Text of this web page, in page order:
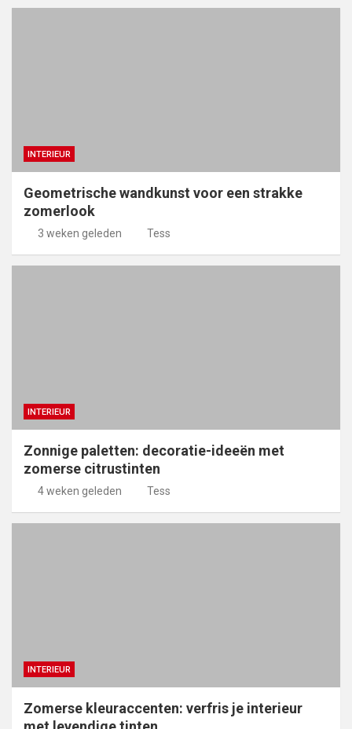
INTERIEUR
Geometrische wandkunst voor een strakke
zomerlook
3 weken geleden Tess
INTERIEUR
Zonnige paletten: decoratie-ideeën met
zomerse citrustinten
4 weken geleden Tess
INTERIEUR
Zomerse kleuraccenten: verfris je interieur